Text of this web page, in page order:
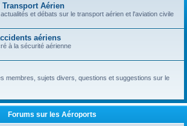
Aérien
et débats sur le transport aérien et l'aviation civile
aériens
à la sécurité aérienne
membres, sujets divers, questions et suggestions sur le
Forums sur les Aéroports